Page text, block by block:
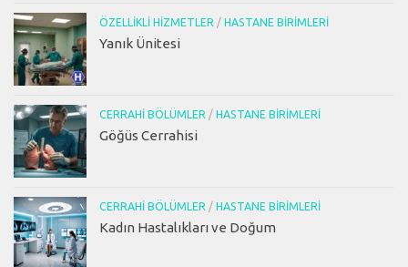
ÖZELLIKLI HIZMETLER / HASTANE BIRIMLERI
Yanık Ünitesi
CERRAHI BÖLÜMLER / HASTANE BIRIMLERI
Göğüs Cerrahisi
CERRAHI BÖLÜMLER / HASTANE BIRIMLERI
Kadın Hastalıkları ve Doğum